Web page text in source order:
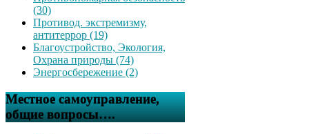
(30)
Противод. экстремизму,
антитеррор (19)
Благоустройство, Экология,
Охрана природы (74)
Энергосбережение (2)
Местное самоуправление,
общие вопросы….